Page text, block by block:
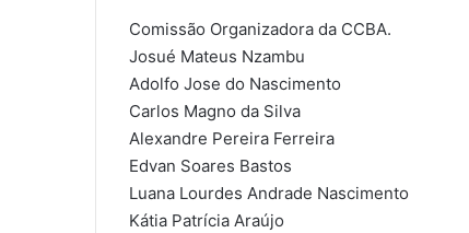
Comissão Organizadora da CCBA.
Josué Mateus Nzambu
Adolfo Jose do Nascimento
Carlos Magno da Silva
Alexandre Pereira Ferreira
Edvan Soares Bastos
Luana Lourdes Andrade Nascimento
Kátia Patrícia Araújo